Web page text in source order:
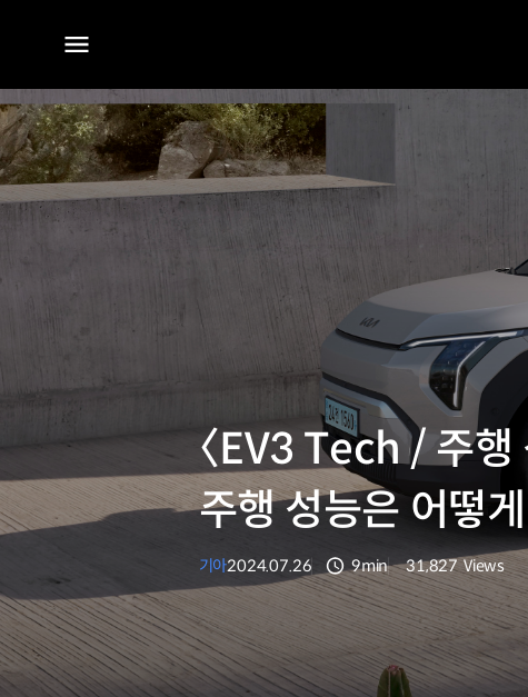
전체
메뉴
〈EV3 Tech / 주행
주행 성능은 어떻
기아2024.07.26
분량
9min
조회수
31,827 Views